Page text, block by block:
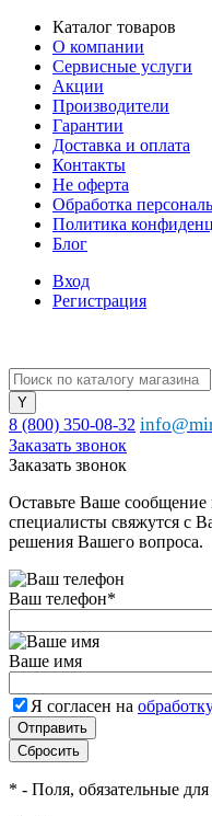
Каталог товаров
О компании
Сервисные услуги
Акции
Производители
Гарантии
Доставка и оплата
Контакты
Не оферта
Обработка
Политика
Блог
Вход
Регистрация
8 (800) 350-08-32
Заказать звонок
Заказать звонок
Оставьте Ваше
специалисты свяжутся с
решения Вашего вопроса.
Ваш телефон*
Ваше имя
Я согласен на
* - Поля, обязательные